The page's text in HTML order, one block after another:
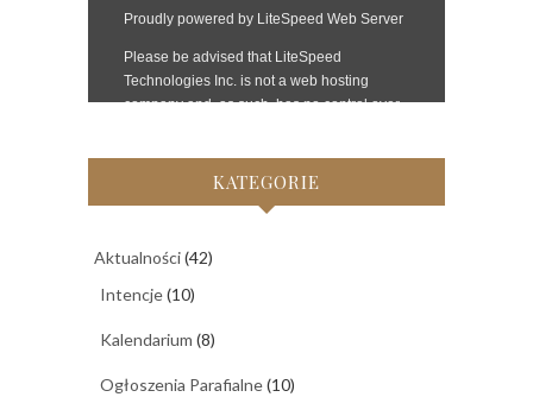
KATEGORIE
Aktualności(42)
Intencje(10)
Kalendarium (8)
Ogłoszenia Parafialne(10)